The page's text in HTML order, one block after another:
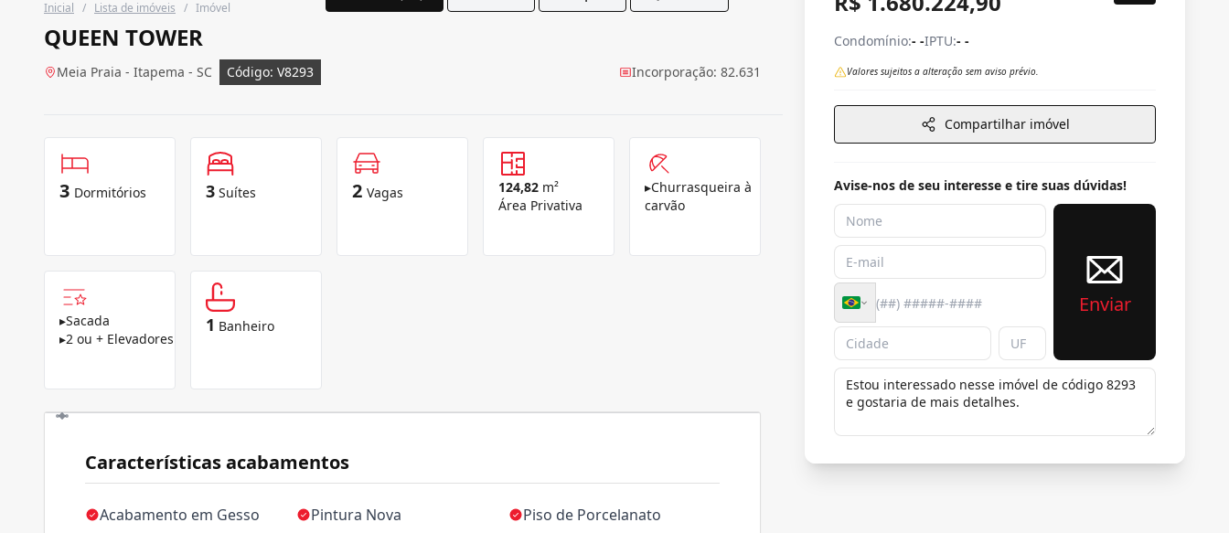
Inicial / Lista de imóveis / Imóvel
QUEEN TOWER
Meia Praia - Itapema - SC Código: V8293 Incorporação: 82.631
3 Dormitórios 3 Suítes 2 Vagas 124,82 m²
Área Privativa
▸Churrasqueira à
carvão
▸Sacada
▸2 ou + Elevadores
1 Banheiro
Características acabamentos
Acabamento em Gesso Pintura Nova Piso de Porcelanato
Condomínio:- -IPTU:- -
Valores sujeitos a alteração sem aviso prévio.
Compartilhar imóvel
Avise-nos de seu interesse e tire suas dúvidas!
Enviar